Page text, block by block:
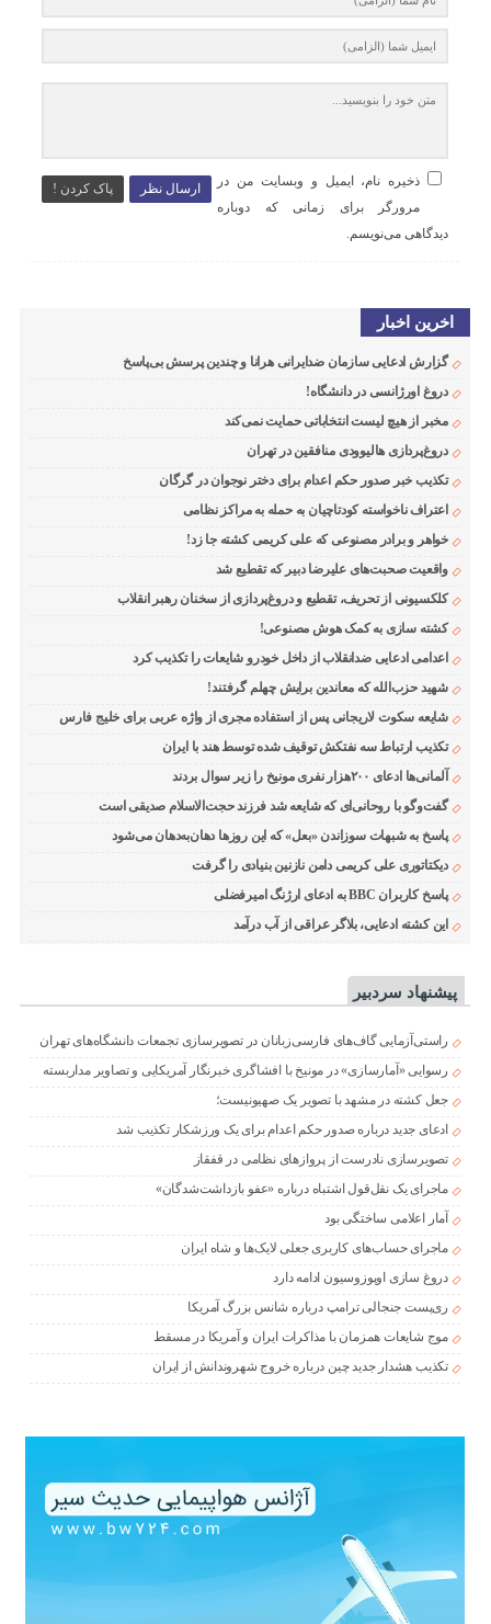
ارسال نظر پاک کردن !
ذخیره نام، ایمیل و وبسایت من در
مرورگر برای زمانی که دوباره
دیدگاهی می‌نویسم.
اخرین اخبار
گزارش ادعایی سازمان ضدایرانی هرانا و چندین پرسش بی‌پاسخ
دروغ اورژانسی در دانشگاه!
مخبر از هیچ لیست انتخاباتی حمایت نمی‌کند
دروغ‌پردازی هالیوودی منافقین در تهران
تکذیب خبر صدور حکم اعدام برای دختر نوجوان در گرگان
اعتراف ناخواسته کودتاچیان به حمله به مراکز نظامی
خواهر و برادر مصنوعی که علی کریمی کشته جا زد!
واقعیت صحبت‌های علیرضا دبیر که تقطیع شد
کلکسیونی از تحریف، تقطیع و دروغ‌پردازی از سخنان رهبر انقلاب
کشته سازی به کمک هوش مصنوعی!
اعدامی ادعایی ضدانقلاب از داخل خودرو شایعات را تکذیب کرد
شهید حزب‌الله که معاندین برایش چهلم گرفتند!
شایعه سکوت لاریجانی پس از استفاده مجری از واژه عربی برای خلیج فارس
تکذیب ارتباط سه نفتکش توقیف شده توسط هند با ایران
آلمانی‌ها ادعای ۲۰۰هزار نفری مونیخ را زیر سوال بردند
گفت‌وگو با روحانی‌ای که شایعه شد فرزند حجت‌الاسلام صدیقی است
پاسخ به شبهات سوزاندن «بعل» که این روزها دهان‌به‌دهان می‌شود
دیکتاتوری علی کریمی دامن نازنین بنیادی را گرفت
پاسخ کاربران BBC به ادعای ارژنگ امیرفضلی
این کشته ادعایی، بلاگر عراقی از آب درآمد
پیشنهاد سردبیر
راستی‌آزمایی گاف‌های فارسی‌زبانان در تصویرسازی تجمعات دانشگاه‌های تهران
رسوایی «آمارسازی» در مونیخ با افشاگری خبرنگار آمریکایی و تصاویر مداربسته
جعل کشته در مشهد با تصویر یک صهیونیست؛
ادعای جدید درباره صدور حکم اعدام برای یک ورزشکار تکذیب شد
تصویرسازی نادرست از پروازهای نظامی در قفقاز
ماجرای یک نقل‌قول اشتباه درباره «عفو بازداشت‌شدگان»
آمار اعلامی ساختگی بود
ماجرای حساب‌های کاربری جعلی لایک‌ها و شاه ایران
دروغ سازی اوپوزوسیون ادامه دارد
ری‌پست جنجالی ترامپ درباره شانس بزرگ آمریکا
موج شایعات همزمان با مذاکرات ایران و آمریکا در مسقط
تکذیب هشدار جدید چین درباره خروج شهروندانش از ایران